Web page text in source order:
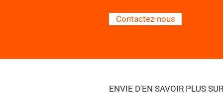
Contactez-nous
ENVIE D'EN SAVOIR PLUS